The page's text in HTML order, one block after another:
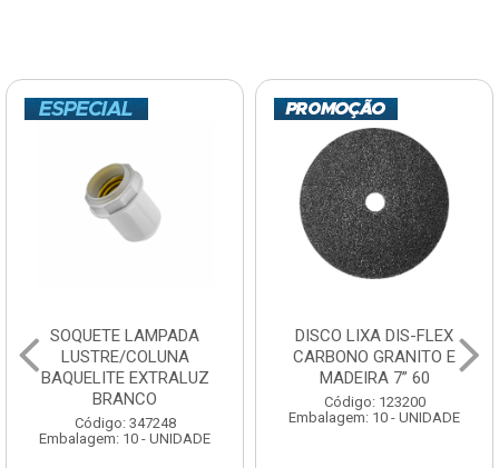
SOQUETE LAMPADA
LUSTRE/COLUNA
BAQUELITE EXTRALUZ
BRANCO
Código: 347248
Embalagem: 10 - UNIDADE
DISCO LIXA DIS-FLEX
CARBONO GRANITO E
MADEIRA 7” 60
Código: 123200
Embalagem: 10 - UNIDADE